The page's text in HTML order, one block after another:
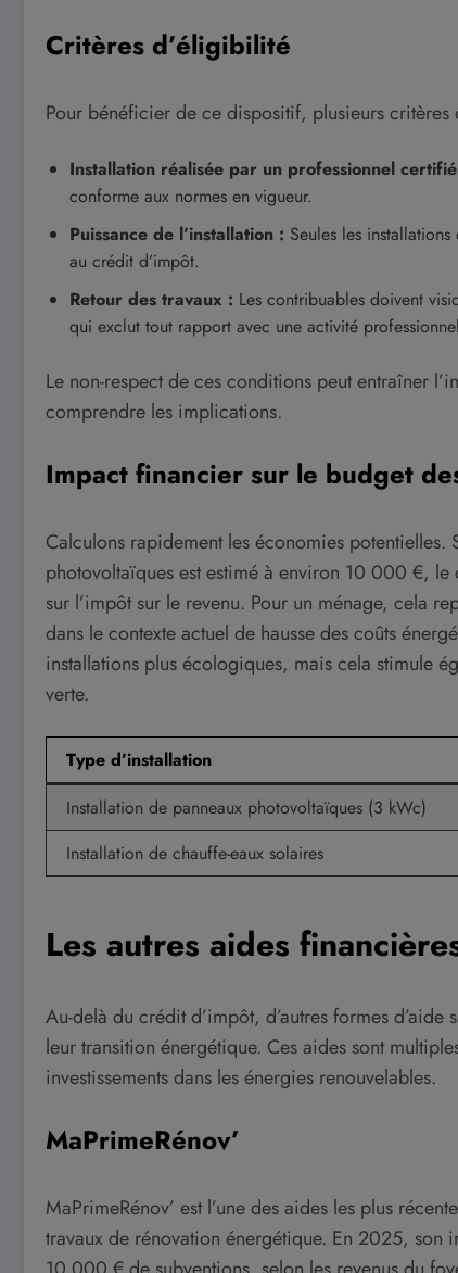
Critères d’éligibilité
Pour bénéficier de ce dispositif, plusieurs critères
Installation réalisée par un professionnel
conforme aux normes en vigueur.
Puissance de l’installation : Seules les
au crédit d’impôt.
Retour des travaux : Les contribuables doivent
qui exclut tout rapport avec une activité
Le non-respect de ces conditions peut entraîner
comprendre les implications.
Impact financier sur le budget
Calculons rapidement les économies potentielles.
photovoltaïques est estimé à environ 10 000 €,
sur l’impôt sur le revenu. Pour un ménage, cela
dans le contexte actuel de hausse des coûts
installations plus écologiques, mais cela stimule
verte.
Type d’installation
Installation de panneaux photovoltaïques (3 kWc)
Installation de chauffe-eaux solaires
Les autres aides
Au-delà du crédit d’impôt, d’autres formes
leur transition énergétique. Ces aides sont
investissements dans les énergies renouvelables.
MaPrimeRénov’
MaPrimeRénov’ est l’une des aides les plus
travaux de rénovation énergétique. En 2025, son